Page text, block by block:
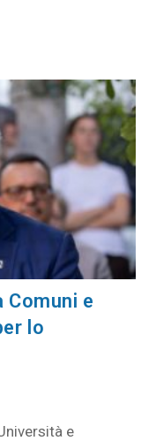
Comuni e
lo
e